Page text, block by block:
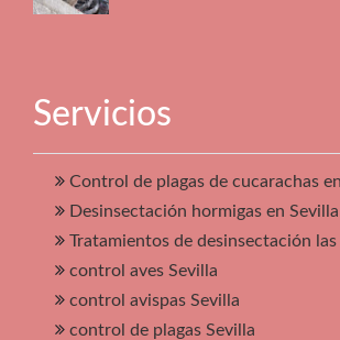
Servicios
Control de plagas de cucarachas
Desinsectación hormigas en Sevilla
Tratamientos de desinsectación
control aves Sevilla
control avispas Sevilla
control de plagas Sevilla